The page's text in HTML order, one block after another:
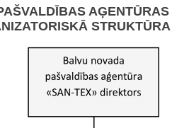
AĢENTŪRAS
STRUKTŪRA